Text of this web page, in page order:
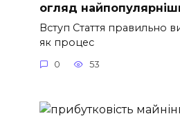
огляд
Вступ Стаття правильно
як процес
0 53